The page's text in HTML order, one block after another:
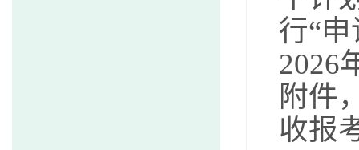
行“
2026
附件
收报